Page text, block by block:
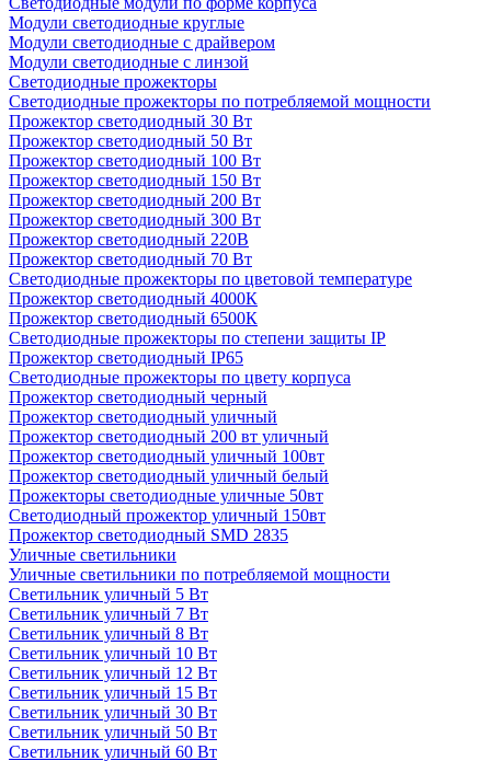
Модули светодиодные круглые
Модули светодиодные с драйвером
Модули светодиодные с линзой
Светодиодные прожекторы
Светодиодные прожекторы по потребляемой мощности
Прожектор светодиодный 30 Вт
Прожектор светодиодный 50 Вт
Прожектор светодиодный 100 Вт
Прожектор светодиодный 150 Вт
Прожектор светодиодный 200 Вт
Прожектор светодиодный 300 Вт
Прожектор светодиодный 220В
Прожектор светодиодный 70 Вт
Светодиодные прожекторы по цветовой температуре
Прожектор светодиодный 4000К
Прожектор светодиодный 6500К
Светодиодные прожекторы по степени защиты IP
Прожектор светодиодный IP65
Светодиодные прожекторы по цвету корпуса
Прожектор светодиодный черный
Прожектор светодиодный уличный
Прожектор светодиодный 200 вт уличный
Прожектор светодиодный уличный 100вт
Прожектор светодиодный уличный белый
Прожекторы светодиодные уличные 50вт
Светодиодный прожектор уличный 150вт
Прожектор светодиодный SMD 2835
Уличные светильники
Уличные светильники по потребляемой мощности
Светильник уличный 5 Вт
Светильник уличный 7 Вт
Светильник уличный 8 Вт
Светильник уличный 10 Вт
Светильник уличный 12 Вт
Светильник уличный 15 Вт
Светильник уличный 30 Вт
Светильник уличный 50 Вт
Светильник уличный 60 Вт